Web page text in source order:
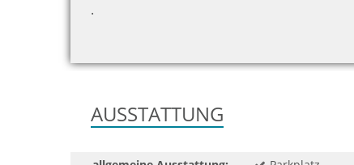
.
AUSSTATTUNG